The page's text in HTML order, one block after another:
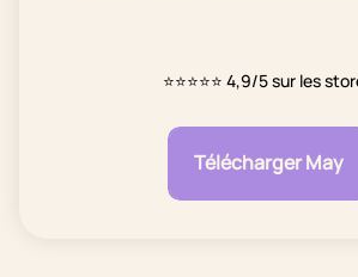
⭐⭐⭐⭐⭐ 4,9/5 sur les
Télécharger May